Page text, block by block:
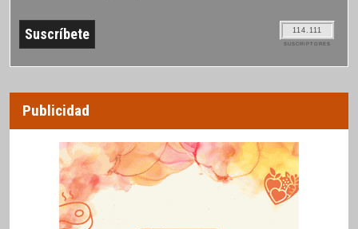
114.111
SUSCRIPTORES
Publicidad